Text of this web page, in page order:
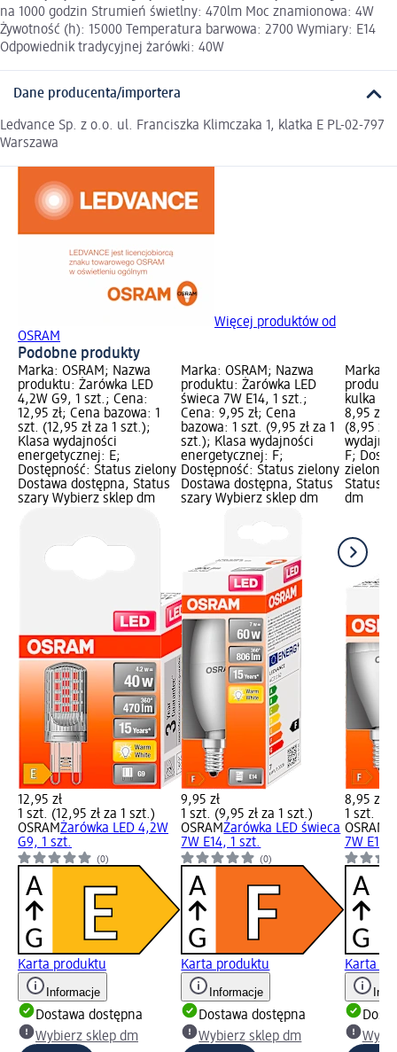
na 1000 godzin Strumień świetlny: 470lm Moc znamionowa: 4W
Żywotność (h): 15000 Temperatura barwowa: 2700 Wymiary: E14
Odpowiednik tradycyjnej żarówki: 40W
Dane producenta/importera
Ledvance Sp. z o.o. ul. Franciszka Klimczaka 1, klatka E PL-02-797
Warszawa
Więcej produktów od
OSRAM
Podobne produkty
Marka: OSRAM; Nazwa
produktu: Żarówka LED
4,2W G9, 1 szt.; Cena:
12,95 zł; Cena bazowa: 1
szt. (12,95 zł za 1 szt.);
Klasa wydajności
energetycznej: E;
Dostępność: Status zielony
Dostawa dostępna, Status
szary Wybierz sklep dm
12,95 zł
1 szt. (12,95 zł za 1 szt.)
OSRAMŻarówka LED 4,2W
G9, 1 szt.
(0)
A
G
E
Karta produktu
Informacje
Dostawa dostępna
Wybierz sklep dm
Marka: OSRAM; Nazwa
produktu: Żarówka LED
świeca 7W E14, 1 szt.;
Cena: 9,95 zł; Cena
bazowa: 1 szt. (9,95 zł za 1
szt.); Klasa wydajności
energetycznej: F;
Dostępność: Status zielony
Dostawa dostępna, Status
szary Wybierz sklep dm
9,95 zł
1 szt. (9,95 zł za 1 szt.)
OSRAMŻarówka LED świeca
7W E14, 1 szt.
(0)
A
G
F
Karta produktu
Informacje
Dostawa dostępna
Wybierz sklep dm
Marka:
kulka
8,95 zł;
(8,95 zł
F;
zielony
Status
dm
8,95 zł
1 szt.
OSRAM
7W E14,
A
G
Karta